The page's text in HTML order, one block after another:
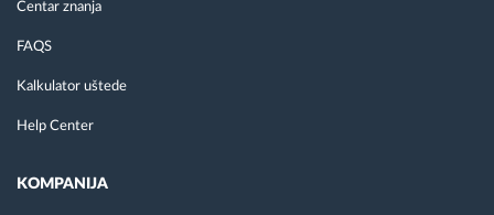
Centar znanja
FAQS
Kalkulator uštede
Help Center
KOMPANIJA